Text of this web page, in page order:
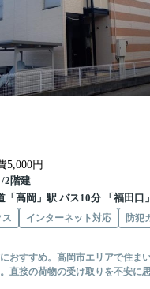
5,000円
2階建
「高岡」駅 バス10分 「福田口
ス インターネット対応 防犯
おすすめ。高岡市エリアで住ま
直接の荷物の受け取りを不安に